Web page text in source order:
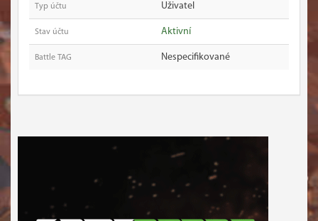
Typ účtu Uživatel
Stav účtu Aktivní
Battle TAG Nespecifikované